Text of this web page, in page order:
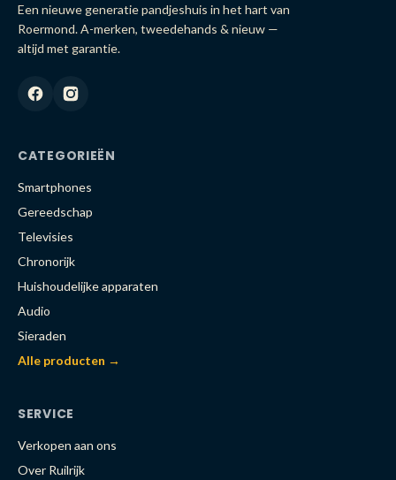
Een nieuwe generatie pandjeshuis in het hart van
Roermond. A-merken, tweedehands & nieuw —
altijd met garantie.
CATEGORIEËN
Smartphones
Gereedschap
Televisies
Chronorijk
Huishoudelijke apparaten
Audio
Sieraden
Alle producten →
SERVICE
Verkopen aan ons
Over Ruilrijk